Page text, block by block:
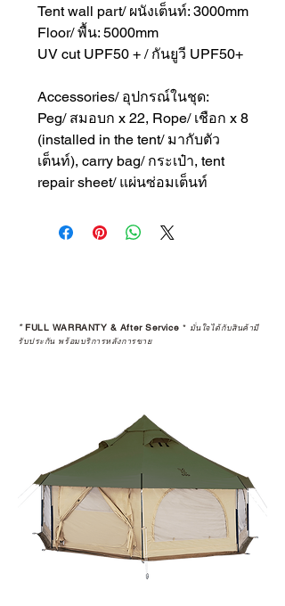
Tent wall part/ ผนังเต็นท์: 3000mm
Floor/ พื้น: 5000mm
UV cut UPF50 + / กันยูวี UPF50+
Accessories/ อุปกรณ์ในชุด:
Peg/ สมอบก x 22, Rope/ เชือก x 8
(installed in the tent/ มากับตัว
เต็นท์), carry bag/ กระเป๋า, tent
repair sheet/ แผ่นซ่อมเต็นท์
*FULL WARRANTY & After Service * มั่นใจได้กับสินค้ามี
รับประกัน พร้อมบริการหลังการขาย